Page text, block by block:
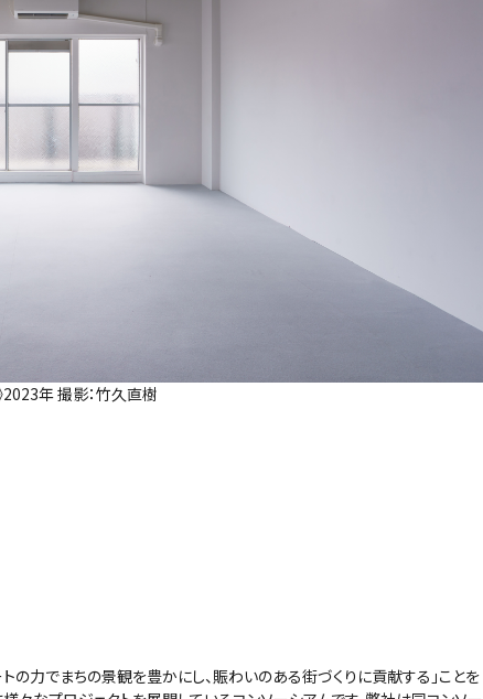
2023年 撮影：竹久直樹
の力でまちの景観を豊かにし、賑わいのある街づくりに貢献する」ことを